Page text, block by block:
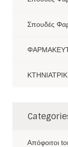
Σπουδές
Aπόφοιτοι